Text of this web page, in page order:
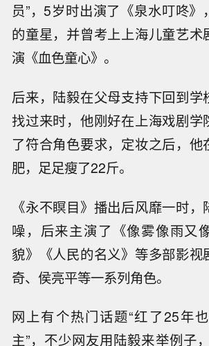
员”，5岁时出演了《泉水叮咚
的童星，并曾考上上海儿童艺术
演《血色童心》。
后来，陆毅在父母支持下回到学
找过来时，他刚好在上海戏剧学
了符合角色要求，定妆之后，他
肥，足足瘦了22斤。
《永不瞑目》播出后风靡一时
噪，后来主演了《像雾像雨又
貌》《人民的名义》等多部影视
奇、侯亮平等一系列角色。
网上有个热门话题“红了25年
主”，不少网友用陆毅来举例子